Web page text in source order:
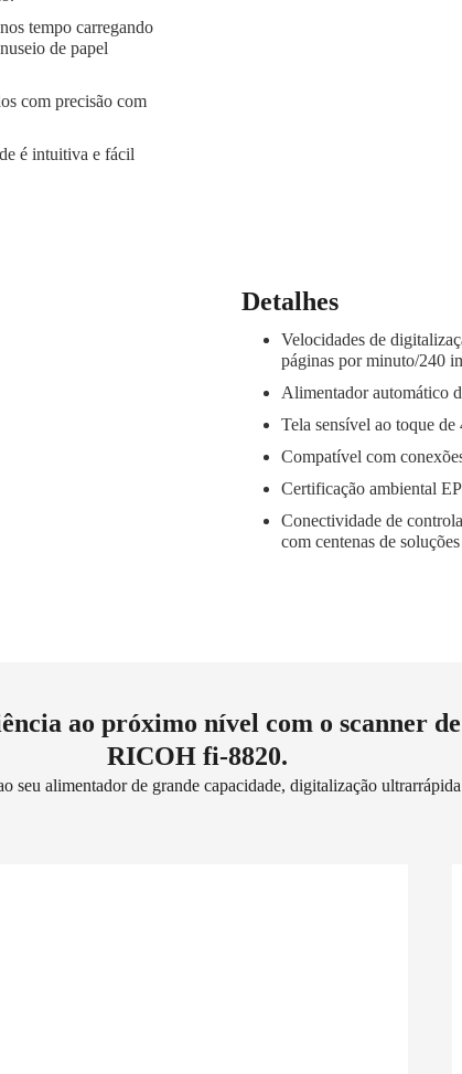
tempo carregando
de papel
com precisão com
é intuitiva e fácil
Detalhes
Velocidades de
páginas por minuto/240
Alimentador automático
Tela sensível ao toque
Compatível com
Certificação ambiental
Conectividade de
com centenas de
ao próximo nível com o scanner
RICOH fi-8820.
seu alimentador de grande capacidade, digitalização